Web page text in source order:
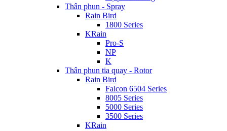
Thân phun - Spray
Rain Bird
1800 Series
KRain
Pro-S
NP
K
Thân phun tia quay - Rotor
Rain Bird
Falcon 6504 Series
8005 Series
5000 Series
3500 Series
KRain